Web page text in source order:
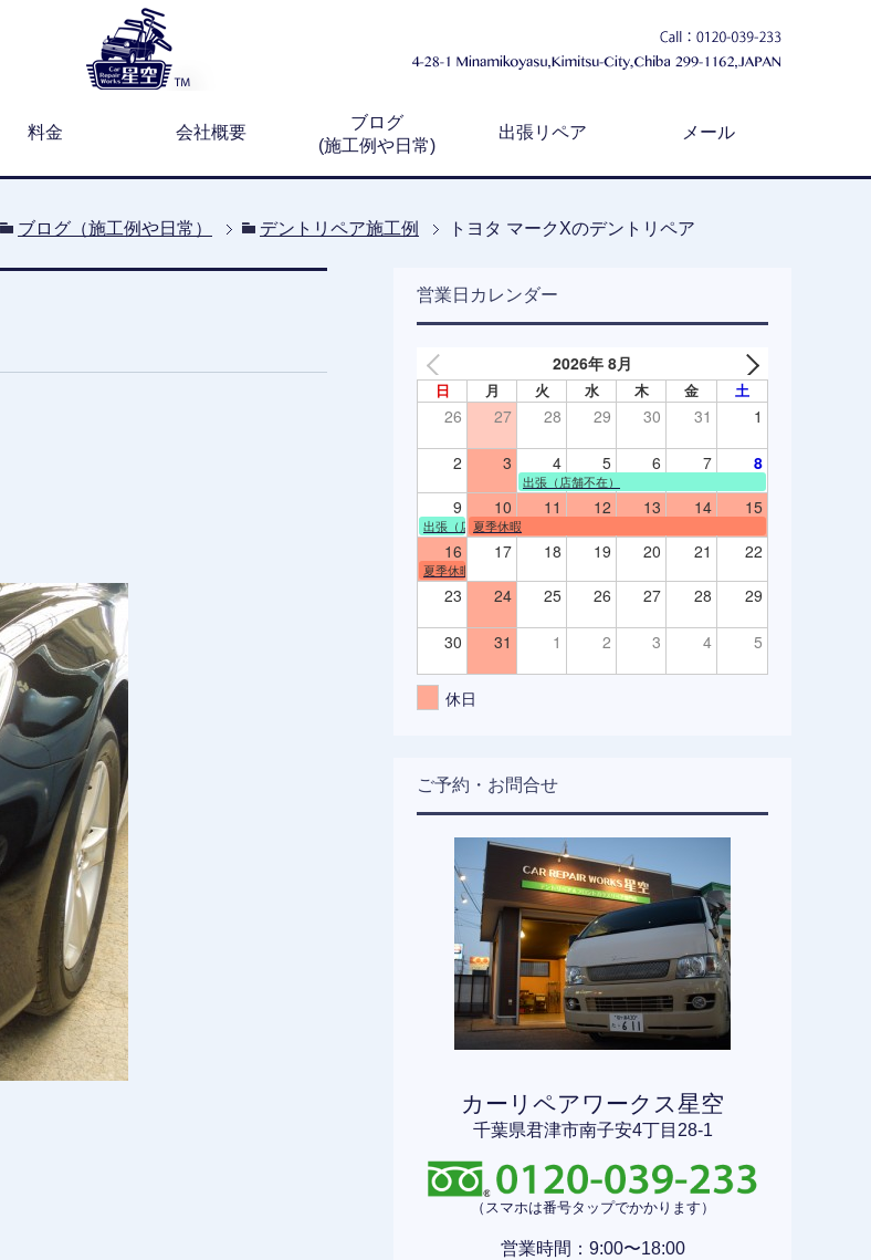
料金 会社概要
ブログ
(施工例や日常)
出張リペア メール
ブログ（施工例や日常） デントリペア施工例 トヨタ マークXのデントリペア
営業日カレンダー
2026年 8月
日 月 火 水 木 金 土
26 27 28 29 30 31 1
2 3 4 5 6 7 8
出張（店舗不在）
9 10 11 12 13 14 15
出張（店舗不在）
夏季休暇
16 17 18 19 20 21 22
夏季休暇
23 24 25 26 27 28 29
30 31 1 2 3 4 5
休日
ご予約・お問合せ
カーリペアワークス星空
千葉県君津市南子安4丁目28-1
（スマホは番号タップでかかります）
営業時間：9:00〜18:00